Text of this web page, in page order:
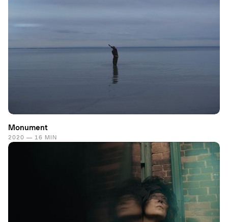
Monument
2020 — 16 MIN